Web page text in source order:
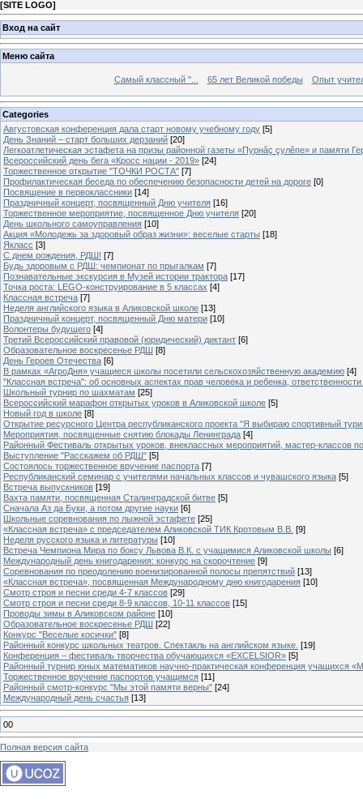
[SITE LOGO]
Вход на сайт
Меню сайта
Самый классный "... 65 лет Великой победы Опыт
Categories
Августовская конференция дала старт новому учебному году [5]
День Знаний – старт больших дерзаний [20]
Легкоатлетическая эстафета на призы районной газеты «Пурнăç çулĕпе» и памяти
Всероссийский день бега «Кросс нации - 2019» [24]
Торжественное открытие "ТОЧКИ РОСТА" [7]
Профилактическая беседа по обеспечению безопасности детей на дороге [0]
Посвящение в первоклассники [14]
Праздничный концерт, посвященный Дню учителя [16]
Торжественное мероприятие, посвященное Дню учителя [20]
День школьного самоуправления [10]
Акция «Молодежь за здоровый образ жизни»: веселые старты [18]
Якласс [3]
С днем рождения, РДШ! [7]
Будь здоровым с РДШ: чемпионат по прыгалкам [7]
Познавательные экскурсия в Музей истории трактора [17]
Точка роста: LEGO-конструирование в 5 классах [4]
Классная встреча [7]
Неделя английского языка в Аликовской школе [13]
Праздничный концерт, посвященный Дню матери [10]
Волонтеры будущего [4]
Третий Всероссийский правовой (юридический) диктант [6]
Образовательное воскресенье РДШ [8]
День Героев Отечества [6]
В рамках «АгроДня» учащиеся школы посетили сельскохозяйственную академию [4]
"Классная встреча": об основных аспектах прав человека и ребенка,
Школьный турнир по шахматам [25]
Всероссийский марафон открытых уроков в Аликовской школе [5]
Новый год в школе [8]
Открытие ресурсного Центра республиканского проекта "Я выбираю спортивный
Мероприятия, посвященные снятию блокады Ленинграда [4]
Районный Фестиваль открытых уроков, внеклассных мероприятий, мастер-классов
Выступление "Расскажем об РДШ" [5]
Состоялось торжественное вручение паспорта [7]
Республиканский семинар с учителями начальных классов и чувашского языка [5]
Встреча выпускников [19]
Вахта памяти, посвященная Сталинградской битве [5]
Сначала Аз да Буки, а потом другие науки [6]
Школьные соревнования по лыжной эстафете [25]
«Классная встреча» с председателем Аликовской ТИК Кротовым В.В. [9]
Неделя русского языка и литературы [10]
Встреча Чемпиона Мира по боксу Львова В.К. с учащимися Аликовской школы [6]
Международный день книгодарения: конкурс на скорочтение [9]
Cоревнования по преодолению военизированной полосы препятствий [13]
«Классная встреча», посвященная Международному дню книгодарения [10]
Смотр строя и песни среди 4-7 классов [29]
Смотр строя и песни среди 8-9 классов, 10-11 классов [15]
Проводы зимы в Аликовском районе [10]
Образовательное воскресенье РДШ [22]
Конкурс "Веселые косички" [8]
Районный конкурс школьных театров. Спектакль на английском языке. [19]
Конференция – фестиваль творчества обучающихся «EXCELSIOR» [5]
Районный турнир юных математиков научно-практическая конференция учащихся
Торжественное вручение паспортов учащимся [11]
Районный смотр-конкурс "Мы этой памяти верны" [24]
Международный день счастья [13]
00
Полная версия сайта